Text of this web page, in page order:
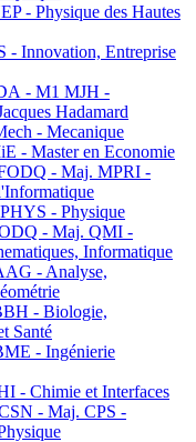
- Physique des Hautes
- Innovation, Entreprise
- M1 MJH -
Hadamard
- Mecanique
- Master en Economie
- Maj. MPRI -
- Physique
- Maj. QMI -
Informatique
- Analyse,
- Biologie,
Santé
- Ingénierie
- Chimie et Interfaces
- Maj. CPS -